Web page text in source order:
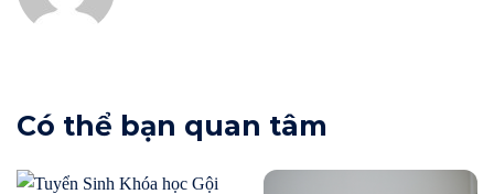
Có thể bạn quan tâm